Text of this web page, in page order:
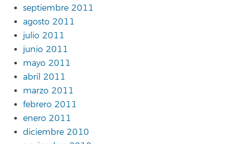
septiembre 2011
agosto 2011
julio 2011
junio 2011
mayo 2011
abril 2011
marzo 2011
febrero 2011
enero 2011
diciembre 2010